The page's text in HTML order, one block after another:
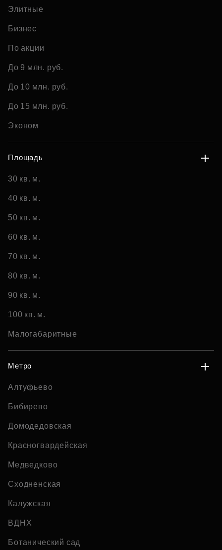
Элитные
Бизнес
По акции
До 9 млн. руб.
До 10 млн. руб.
До 15 млн. руб.
Эконом
Площадь
30 кв. м.
40 кв. м.
50 кв. м.
60 кв. м.
70 кв. м.
80 кв. м.
90 кв. м.
100 кв. м.
Малогабаритные
Метро
Алтуфьево
Бибирево
Домодедовская
Красногвардейская
Медведково
Сходненская
Калужская
ВДНХ
Ботанический сад